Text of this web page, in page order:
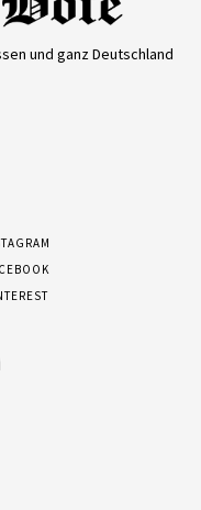
und ganz Deutschland